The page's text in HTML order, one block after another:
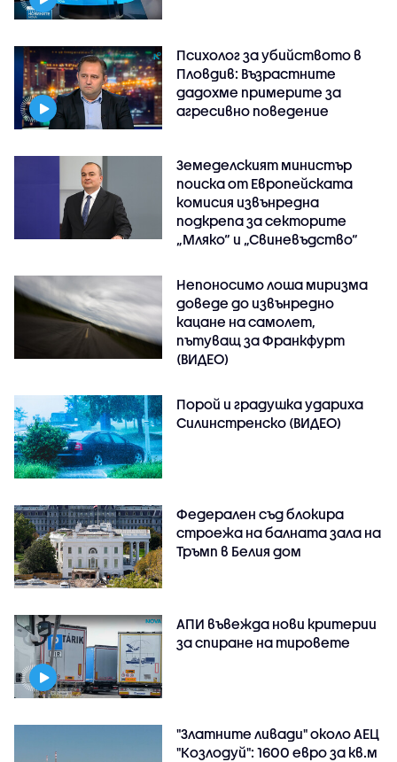
Психолог за убийството в
Пловдив: Възрастните
дадохме примерите за
агресивно поведение
Земеделският министър
поиска от Европейската
комисия извънредна
подкрепа за секторите
„Мляко“ и „Свиневъдство“
Непоносимо лоша миризма
доведе до извънредно
кацане на самолет,
пътуващ за Франкфурт
(ВИДЕО)
Порой и градушка удариха
Силинстренско (ВИДЕО)
Федерален съд блокира
строежа на балната зала на
Тръмп в Белия дом
АПИ въвежда нови критерии
за спиране на тировете
"Златните ливади" около АЕЦ
"Козлодуй": 1600 евро за кв.м